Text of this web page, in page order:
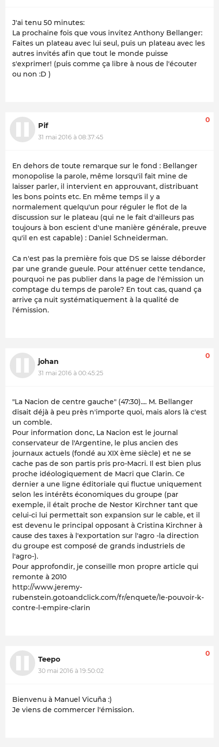
J'ai tenu 50 minutes:
La prochaine fois que vous invitez Anthony Bellanger:
Faites un plateau avec lui seul, puis un plateau avec les
autres invités afin que tout le monde puisse
s'exprimer! (puis comme ça libre à nous de l'écouter
ou non :D )
Pif
31 mai 2016 à 08:37:45
0
En dehors de toute remarque sur le fond : Bellanger
monopolise la parole, même lorsqu'il fait mine de
laisser parler, il intervient en approuvant, distribuant
les bons points etc. En même temps il y a
normalement quelqu'un pour réguler le flot de la
discussion sur le plateau (qui ne le fait d'ailleurs pas
toujours à bon escient d'une manière générale, preuve
qu'il en est capable) : Daniel Schneiderman.
Ca n'est pas la première fois que DS se laisse déborder
par une grande gueule. Pour atténuer cette tendance,
pourquoi ne pas publier dans la page de l'émission un
comptage du temps de parole? En tout cas, quand ça
arrive ça nuit systématiquement à la qualité de
l'émission.
johan
31 mai 2016 à 00:45:25
0
"La Nacion de centre gauche" (47:30).... M. Bellanger
disait déjà à peu près n'importe quoi, mais alors là c'est
un comble.
Pour information donc, La Nacion est le journal
conservateur de l'Argentine, le plus ancien des
journaux actuels (fondé au XIX ème siècle) et ne se
cache pas de son partis pris pro-Macri. Il est bien plus
proche idéologiquement de Macri que Clarin. Ce
dernier a une ligne éditoriale qui fluctue uniquement
selon les intérêts économiques du groupe (par
exemple, il était proche de Nestor Kirchner tant que
celui-ci lui permettait son expansion sur le cable, et il
est devenu le principal opposant à Cristina Kirchner à
cause des taxes à l'exportation sur l'agro -la direction
du groupe est composé de grands industriels de
l'agro-).
Pour approfondir, je conseille mon propre article qui
remonte à 2010
http://www.jeremy-
rubenstein.gotoandclick.com/fr/enquete/le-pouvoir-k-
contre-l-empire-clarin
Teepo
30 mai 2016 à 19:50:02
0
Bienvenu à Manuel Vicuña :)
Je viens de commercer l'émission.